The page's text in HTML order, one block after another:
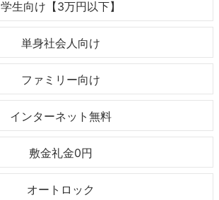
学生向け【3万円以下】
単身社会人向け
ファミリー向け
インターネット無料
敷金礼金0円
オートロック